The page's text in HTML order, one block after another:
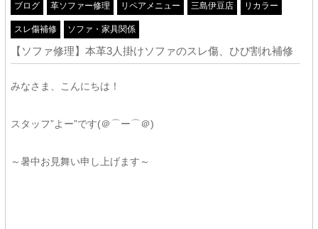
ブログ 革ソファー修理 リペアメニュー 三島伊豆店 リカラー
スレ傷補修 ソファ・家具関係
【ソファ修理】本革3人掛けソファのスレ傷、ひび割れ補修
みなさま、こんにちは！
スタッフ”よー”です(＠⌒ー⌒＠)
～暑中お見舞い申し上げます～